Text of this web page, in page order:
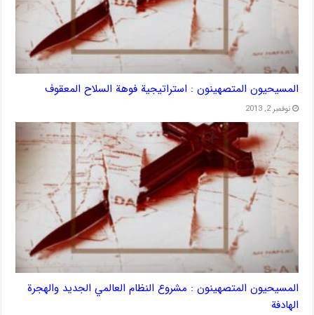
المسيحيون المتصهينون : استراتيجية فوهة السلاح المعقوف
نوفمبر 2, 2013
المسيحيون المتصهينون : مشروع النظام العالمي الجديد والهجرة
الهادفة